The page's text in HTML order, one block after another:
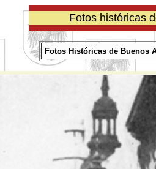
Fotos históricas
Fotos Históricas de Buenos